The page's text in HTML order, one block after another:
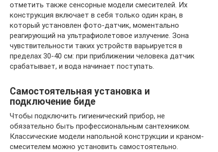
отметить также сенсорные модели смесителей. Их
конструкция включает в себя только один кран, в
который установлен фото-датчик, моментально
реагирующий на ультрафиолетовое излучение. Зона
чувствительности таких устройств варьируется в
пределах 30-40 см: при приближении человека датчик
срабатывает, и вода начинает поступать.
Самостоятельная установка и
подключение биде
Чтобы подключить гигиенический прибор, не
обязательно быть профессиональным сантехником.
Классические модели напольной конструкции и краном-
смесителем можно установить самостоятельно.